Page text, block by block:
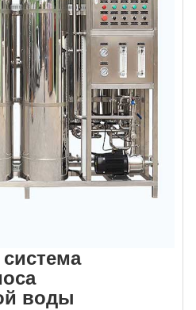
воды